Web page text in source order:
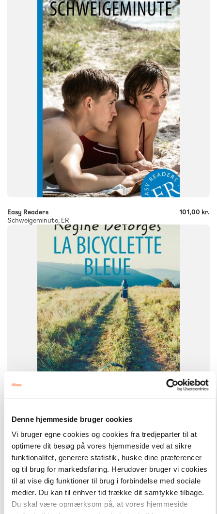
Denne hjemmeside bruger cookies
Vi bruger egne cookies og cookies fra tredjeparter til at
optimere dit besøg på vores hjemmeside ved at sikre
funktionalitet, generere statistik, huske dine præferencer
og til brug for markedsføring. Herudover bruger vi cookies
til at vise dig funktioner til brug i forbindelse med sociale
medier. Du kan til enhver tid trække dit samtykke tilbage.
Du skal være opmærksom på, at vores hjemmeside
FORMAT
Flergangsbog
9788723572295
+
Easy Readers
Schweigeminute, ER
101,00 kr.
FORMAT
Flergangsbog
9788723543059
Easy Readers
La bicyclette bleue, ER C
101,00 kr.
Hent flere